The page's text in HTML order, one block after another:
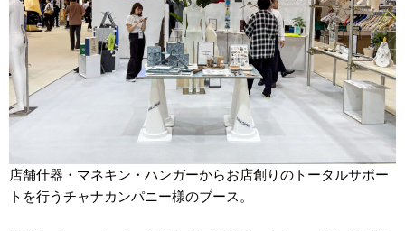
店舗什器・マネキン・ハンガーからお店創りのトータルサポー
トを行うチャナカンパニー様のブース。